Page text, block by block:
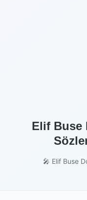
Elif Buse
🎤 Elif Buse